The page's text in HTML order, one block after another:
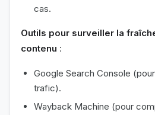
cas.
Outils pour surveiller la
contenu :
Google Search Console
trafic).
Wayback Machine (pour